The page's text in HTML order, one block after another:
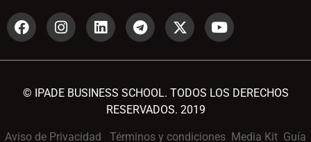
© IPADE BUSINESS SCHOOL. TODOS LOS DERECHOS
RESERVADOS. 2019
Aviso de Privacidad Términos y condiciones Media Kit Guía